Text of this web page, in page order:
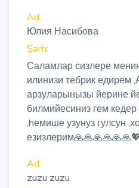
Ad:
Юлия Насибова
Şərh:
Саламлар сизлере
илинизи тебрик едирем
арзуларынызы йерине
билмийесиниз гем
,hемише узунуз гулсун
Ad:
zuzu zuzu